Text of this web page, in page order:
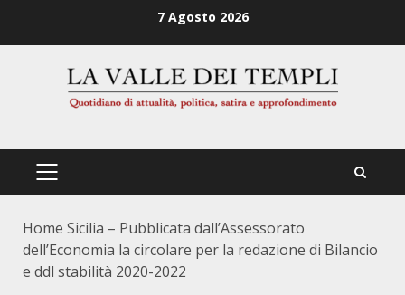
7 Agosto 2026
PRIMÄRES
Home Sicilia – Pubblicata dall’Assessorato
dell’Economia la circolare per la redazione di Bilancio
e ddl stabilità 2020-2022